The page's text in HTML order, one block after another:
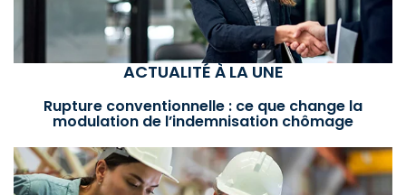
ACTUALITÉ À LA UNE
Rupture conventionnelle : ce que change la
modulation de l’indemnisation chômage